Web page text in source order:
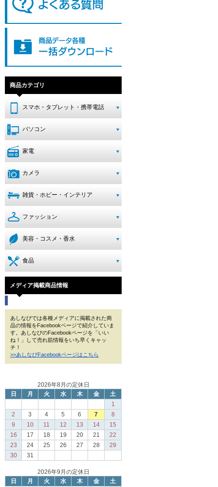
商品カテゴリ
スマホ・タブレット・携帯電話
パソコン
家電
カメラ
雑貨・ホビー・インテリア
ファッション
美容・コスメ・香水
食品
メディア掲載商品情報
あしなびでは各種メディアに掲載された商
品の情報をFacebookページで紹介していま
す。あしなびのFacebookページを「いい
ね！」して売れ筋情報をいち早くキャッ
チ！
>>あしなびFacebookページはこちら
2026年8月の定休日
日
月 火 水 木 金
土
1
2
3 4 5 6 7
8
9
10 11 12 13 14
15
16
17 18 19 20 21
22
23
24 25 26 27 28
29
30
31
2026年9月の定休日
日
月 火 水 木 金
土